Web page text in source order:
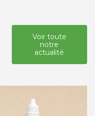
Voir toute
notre
actualité